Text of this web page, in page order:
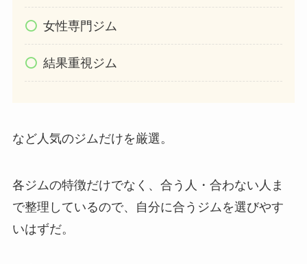
女性専門ジム
結果重視ジム
など人気のジムだけを厳選。
各ジムの特徴だけでなく、合う人・合わない人ま
で整理しているので、自分に合うジムを選びやす
いはずだ。